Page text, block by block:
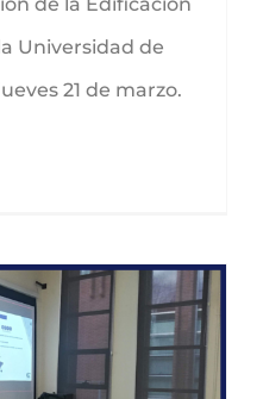
Universidad de
21 de marzo.